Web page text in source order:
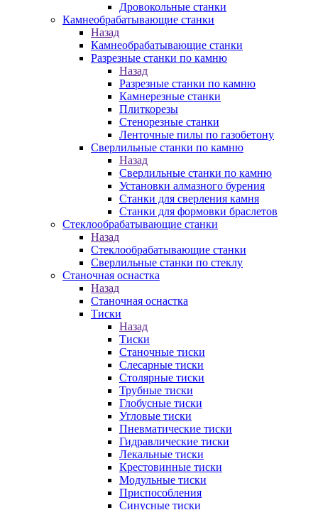
Дровокольные станки
Камнеобрабатывающие станки
Назад
Камнеобрабатывающие станки
Разрезные станки по камню
Назад
Разрезные станки по камню
Камнерезные станки
Плиткорезы
Стенорезные станки
Ленточные пилы по газобетону
Сверлильные станки по камню
Назад
Сверлильные станки по камню
Установки алмазного бурения
Станки для сверления камня
Станки для формовки браслетов
Стеклообрабатывающие станки
Назад
Стеклообрабатывающие станки
Сверлильные станки по стеклу
Станочная оснастка
Назад
Станочная оснастка
Тиски
Назад
Тиски
Станочные тиски
Слесарные тиски
Столярные тиски
Трубные тиски
Глобусные тиски
Угловые тиски
Пневматические тиски
Гидравлические тиски
Лекальные тиски
Крестовинные тиски
Модульные тиски
Приспособления
Синусные тиски